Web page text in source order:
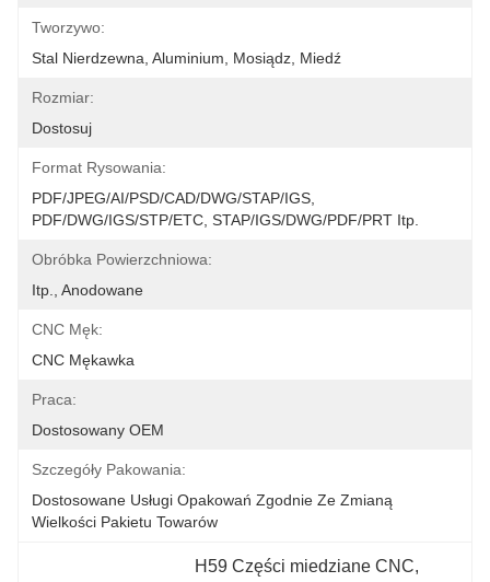
Tworzywo:
Stal Nierdzewna, Aluminium, Mosiądz, Miedź
Rozmiar:
Dostosuj
Format Rysowania:
PDF/JPEG/AI/PSD/CAD/DWG/STAP/IGS,
PDF/DWG/IGS/STP/ETC, STAP/IGS/DWG/PDF/PRT Itp.
Obróbka Powierzchniowa:
Itp., Anodowane
CNC Męk:
CNC Mękawka
Praca:
Dostosowany OEM
Szczegóły Pakowania:
Dostosowane Usługi Opakowań Zgodnie Ze Zmianą
Wielkości Pakietu Towarów
H59 Części miedziane CNC,